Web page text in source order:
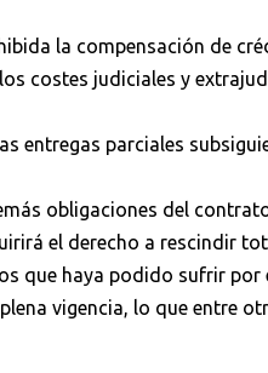
la compensación de
costes judiciales y
entregas parciales
obligaciones del
el derecho a rescindir
que haya podido sufrir por
vigencia, lo que entre